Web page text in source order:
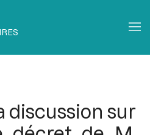
discussion sur